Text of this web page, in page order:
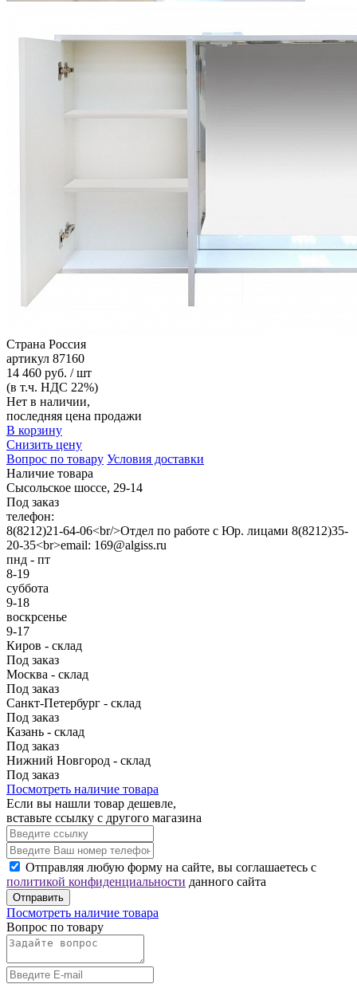
Страна Россия
артикул 87160
14 460 руб. / шт
(в т.ч. НДС 22%)
Нет в наличии,
последняя цена продажи
В корзину
Снизить цену
Вопрос по товару Условия доставки
Наличие товара
Сысольское шоссе, 29-14
Под заказ
телефон:
8(8212)21-64-06<br/>Отдел по работе с Юр. лицами 8(8212)35-
20-35<br>email: 169@algiss.ru
пнд - пт
8-19
суббота
9-18
воскрсенье
9-17
Киров - склад
Под заказ
Москва - склад
Под заказ
Санкт-Петербург - склад
Под заказ
Казань - склад
Под заказ
Нижний Новгород - склад
Под заказ
Посмотреть наличие товара
Если вы нашли товар дешевле,
вставьте ссылку с другого магазина
Отправляя любую форму на сайте, вы соглашаетесь с
политикой конфиденциальности данного сайта
Отправить
Посмотреть наличие товара
Вопрос по товару